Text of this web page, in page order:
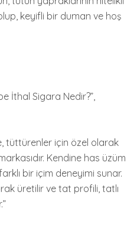
keyifli bir duman ve hoş
İthal Sigara Nedir?”,
tüttürenler için özel olarak
Kendine has üzüm
bir içim deneyimi sunar.
üretilir ve tat profili, tatlı